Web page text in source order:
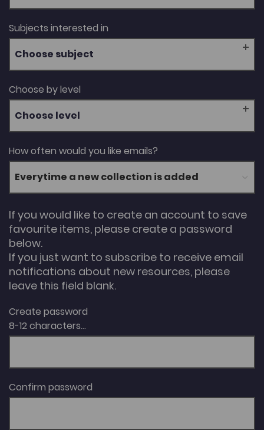
Subjects interested in
Choose subject
Choose by level
Choose level
How often would you like emails?
If you would like to create an account to save
favourite items, please create a password
below.
If you just want to subscribe to receive email
notifications about new resources, please
leave this field blank.
Create password
8-12 characters...
Confirm password